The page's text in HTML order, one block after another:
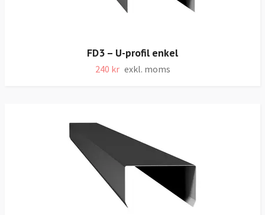
FD3 – U-profil enkel
240 kr exkl. moms